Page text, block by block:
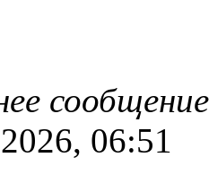
06:51